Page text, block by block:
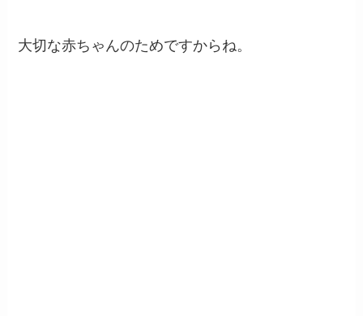
大切な赤ちゃんのためですからね。